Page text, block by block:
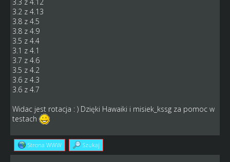
3.2 z 4.13
3.8 z 4.5
3.8 z 4.9
3.5 z 4.4
3.1 z 4.1
3.7 z 4.6
3.5 z 4.2
3.6 z 4.3
3.6 z 4.7
Widac jest rotacja : ) Dzięki Hawaiki i misiek_kssg za pomoc w
testach
Strona WWW Szukaj